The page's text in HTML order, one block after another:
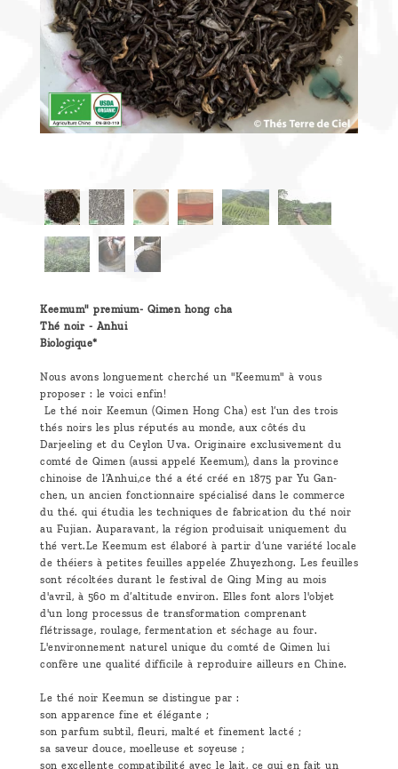
Contactez-
nous !
Keemum" premium- Qimen hong cha
Thé noir - Anhui
Biologique*
Nous avons longuement cherché un "Keemum" à vous
proposer : le voici enfin!
Le thé noir Keemun (Qimen Hong Cha) est l’un des trois
thés noirs les plus réputés au monde, aux côtés du
Darjeeling et du Ceylon Uva. Originaire exclusivement du
comté de Qimen (aussi appelé Keemum), dans la province
chinoise de l’Anhui,ce thé a été créé en 1875 par Yu Gan-
chen, un ancien fonctionnaire spécialisé dans le commerce
du thé. qui étudia les techniques de fabrication du thé noir
au Fujian. Auparavant, la région produisait uniquement du
thé vert.Le Keemum est élaboré à partir d’une variété locale
de théiers à petites feuilles appelée Zhuyezhong. Les feuilles
sont récoltées durant le festival de Qing Ming au mois
d'avril, à 560 m d’altitude environ. Elles font alors l'objet
d'un long processus de transformation comprenant
flétrissage, roulage, fermentation et séchage au four.
L'environnement naturel unique du comté de Qimen lui
confère une qualité difficile à reproduire ailleurs en Chine.
Le thé noir Keemun se distingue par :
son apparence fine et élégante ;
son parfum subtil, fleuri, malté et finement lacté ;
sa saveur douce, moelleuse et soyeuse ;
son excellente compatibilité avec le lait, ce qui en fait un